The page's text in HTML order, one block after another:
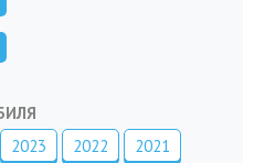
2023 2022 2021